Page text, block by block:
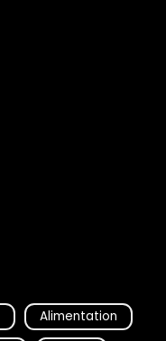
Alimentation